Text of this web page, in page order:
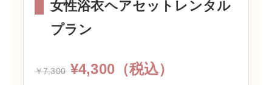
女性浴衣ヘアセットレンタル
プラン
￥7,300 ¥4,300（税込）